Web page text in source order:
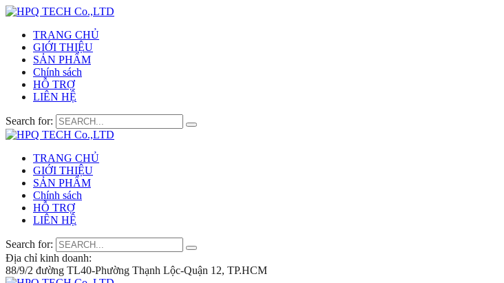
TRANG CHỦ
GIỚI THIỆU
SẢN PHẨM
Chính sách
HỖ TRỢ
LIÊN HỆ
Search for:
TRANG CHỦ
GIỚI THIỆU
SẢN PHẨM
Chính sách
HỖ TRỢ
LIÊN HỆ
Search for:
Địa chỉ kinh doanh:
88/9/2 đường TL40-Phường Thạnh Lộc-Quận 12, TP.HCM